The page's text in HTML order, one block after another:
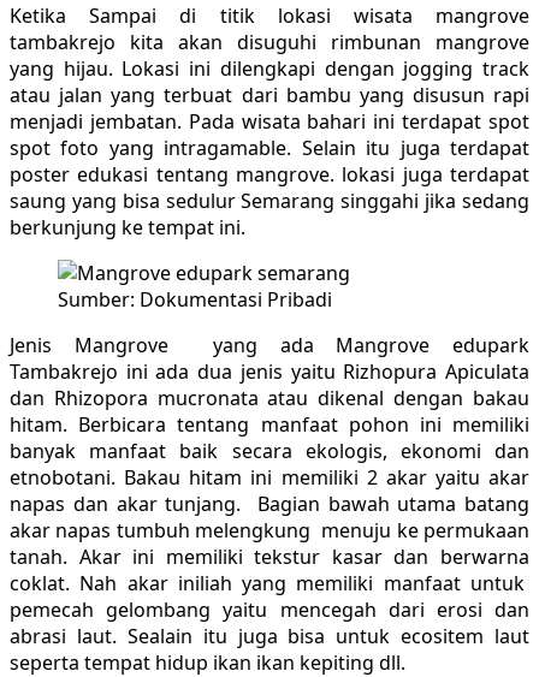
Ketika Sampai di titik lokasi wisata mangrove
tambakrejo kita akan disuguhi rimbunan mangrove
yang hijau. Lokasi ini dilengkapi dengan jogging track
atau jalan yang terbuat dari bambu yang disusun rapi
menjadi jembatan. Pada wisata bahari ini terdapat spot
spot foto yang intragamable. Selain itu juga terdapat
poster edukasi tentang mangrove. lokasi juga terdapat
saung yang bisa sedulur Semarang singgahi jika sedang
berkunjung ke tempat ini.
Sumber: Dokumentasi Pribadi
Jenis Mangrove yang ada Mangrove edupark
Tambakrejo ini ada dua jenis yaitu Rizhopura Apiculata
dan Rhizopora mucronata atau dikenal dengan bakau
hitam. Berbicara tentang manfaat pohon ini memiliki
banyak manfaat baik secara ekologis, ekonomi dan
etnobotani. Bakau hitam ini memiliki 2 akar yaitu akar
napas dan akar tunjang. Bagian bawah utama batang
akar napas tumbuh melengkung menuju ke permukaan
tanah. Akar ini memiliki tekstur kasar dan berwarna
coklat. Nah akar iniliah yang memiliki manfaat untuk
pemecah gelombang yaitu mencegah dari erosi dan
abrasi laut. Sealain itu juga bisa untuk ecositem laut
seperta tempat hidup ikan ikan kepiting dll.